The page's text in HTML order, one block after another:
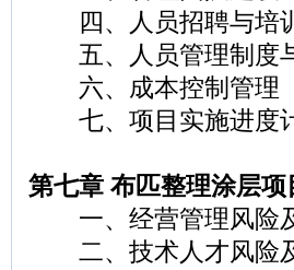
四、人员招聘与培
五、人员管理制度
六、成本控制管理
七、项目实施进度
第七章 布匹整理涂层
一、经营管理风险
二、技术人才风险